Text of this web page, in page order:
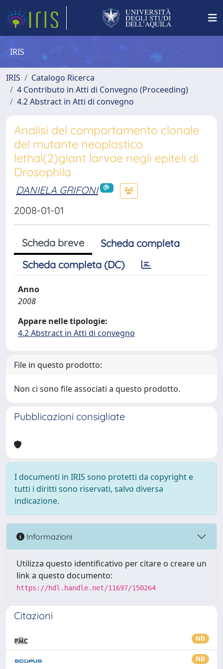
IRIS
IRIS
Catalogo Ricerca
4 Contributo in Atti di Convegno (Proceeding)
4.2 Abstract in Atti di convegno
Analisi del comportamento clonale
del mutante neoplastico
lethal(2)giant larvae negli epiteli di
Drosophila
DANIELA GRIFONI
2008-01-01
Scheda breve
Scheda completa
Scheda completa (DC)
Anno
2008
Appare nelle tipologie:
4.2 Abstract in Atti di convegno
File in questo prodotto:
Non ci sono file associati a questo prodotto.
Pubblicazioni consigliate
I documenti in IRIS sono protetti da copyright e
tutti i diritti sono riservati, salvo diversa
indicazione.
Informazioni
Utilizza questo identificativo per citare o creare un
link a questo documento:
https://hdl.handle.net/11697/150264
Citazioni
ND
ND